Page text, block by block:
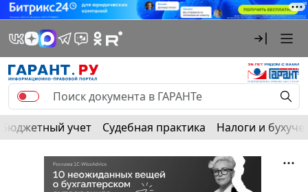
Бюджетный учет Судебная практика Налоги и